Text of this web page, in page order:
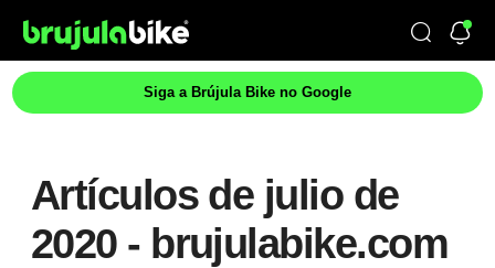
Siga a Brújula Bike no Google
Artículos de julio de
2020 - brujulabike.com